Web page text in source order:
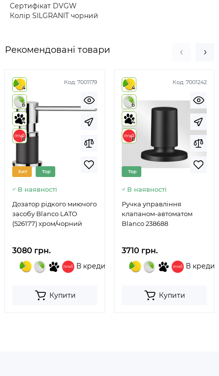
Сертифікат DVGW
Колір SILGRANIT чорний
Рекомендовані товари
Код: 7001179
4
6
4
6
Хит Top
В наявності
Дозатор рідкого миючого
засобу Blanco LATO
(526177) хром/чорний
3080 грн.
В кредит
Купити
Код: 7001242
4
6
4
6
Top
В наявності
Ручка управління
клапаном-автоматом
Blanco 238688
3710 грн.
В кредит
Купити